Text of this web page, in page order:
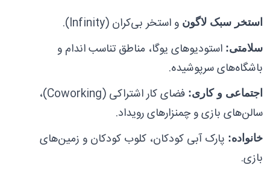
استخر سبک لاگون و استخر بی‌کران (Infinity).
سلامتی: استودیوهای یوگا، مناطق تناسب اندام و
باشگاه‌های سرپوشیده.
اجتماعی و کاری:
فضای کار اشتراکی (Coworking)،
سالن‌های بازی و چمنزارهای رویداد.
خانواده: پارک آبی کودکان، کلوب کودکان و زمین‌های
بازی.